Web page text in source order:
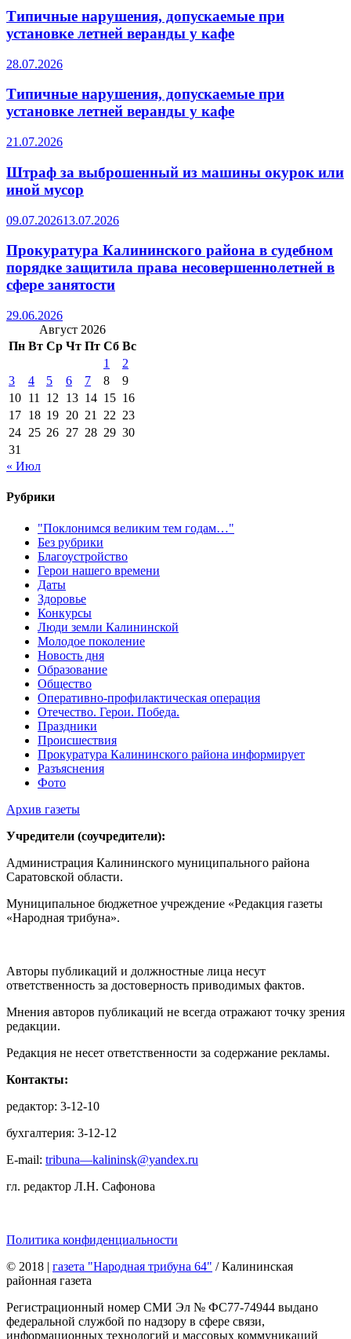
Типичные нарушения, допускаемые при
установке летней веранды у кафе
28.07.2026
Типичные нарушения, допускаемые при
установке летней веранды у кафе
21.07.2026
Штраф за выброшенный из машины окурок или
иной мусор
09.07.202613.07.2026
Прокуратура Калининского района в судебном
порядке защитила права несовершеннолетней в
сфере занятости
29.06.2026
Август 2026
Пн Вт Ср Чт Пт Сб Вс
1
2
3
4 5 6 7 8
9
10 11 12 13 14 15 16
17 18 19 20 21 22 23
24 25 26 27 28 29 30
31
« Июл
Рубрики
"Поклонимся великим тем годам…"
Без рубрики
Благоустройство
Герои нашего времени
Даты
Здоровье
Конкурсы
Люди земли Калининской
Молодое поколение
Новость дня
Образование
Общество
Оперативно-профилактическая операция
Отечество. Герои. Победа.
Праздники
Происшествия
Прокуратура Калининского района информирует
Разъяснения
Фото
Архив газеты
Учредители (соучредители):
Администрация Калининского муниципального района
Саратовской области.
Муниципальное бюджетное учреждение «Редакция газеты
«Народная трибуна».
Авторы публикаций и должностные лица несут
ответственность за достоверность приводимых фактов.
Мнения авторов публикаций не всегда отражают точку зрения
редакции.
Редакция не несет ответственности за содержание рекламы.
Контакты:
редактор: 3-12-10
бухгалтерия: 3-12-12
E-mail: tribuna—kalininsk@yandex.ru
гл. редактор Л.Н. Сафонова
Политика конфиденциальности
© 2018 | газета "Народная трибуна 64" / Калининская
районная газета
Регистрационный номер СМИ Эл № ФС77-74944 выдано
федеральной службой по надзору в сфере связи,
информационных технологий и массовых коммуникаций